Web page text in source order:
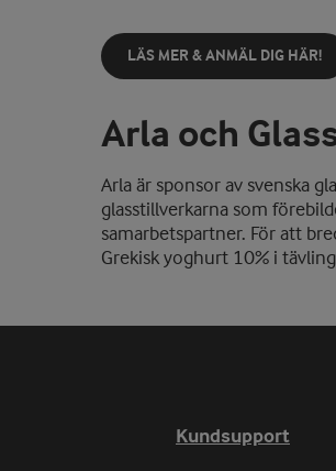
LÄS MER & ANMÄL DIG HÄR!
Arla och
Arla är sponsor av svenska
glasstillverkarna som
samarbetspartner. För att
Grekisk yoghurt 10% i
Kundsupport